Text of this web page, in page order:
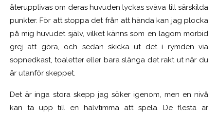
återupplivas om deras huvuden lyckas sväva till särskilda
punkter. För att stoppa det från att hända kan jag plocka
på mig huvudet själv, vilket känns som en lagom morbid
grej att göra, och sedan skicka ut det i rymden via
sopnedkast, toaletter eller bara slänga det rakt ut när du
är utanför skeppet.
Det är inga stora skepp jag söker igenom, men en nivå
kan ta upp till en halvtimma att spela. De flesta är